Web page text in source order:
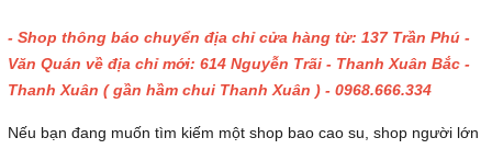
- Shop thông báo chuyển địa chỉ cửa hàng từ: 137 Trần Phú -
Văn Quán về địa chỉ mới: 614 Nguyễn Trãi - Thanh Xuân Bắc -
Thanh Xuân ( gần hầm chui Thanh Xuân ) - 0968.666.334
Nếu bạn đang muốn tìm kiếm một shop bao cao su, shop người lớn